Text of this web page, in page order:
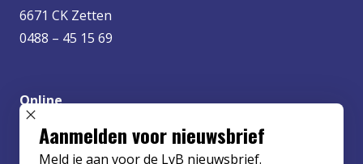
6671 CK Zetten
0488 – 45 15 69
Online
info@lvbueren.nl
SLUIT POPUP
Aanmelden voor nieuwsbrief
Meld je aan voor de LvB nieuwsbrief.